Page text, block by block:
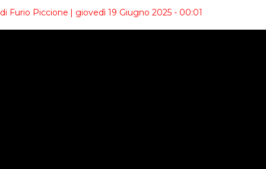
di Furio Piccione | giovedì 19 Giugno 2025 - 00:01